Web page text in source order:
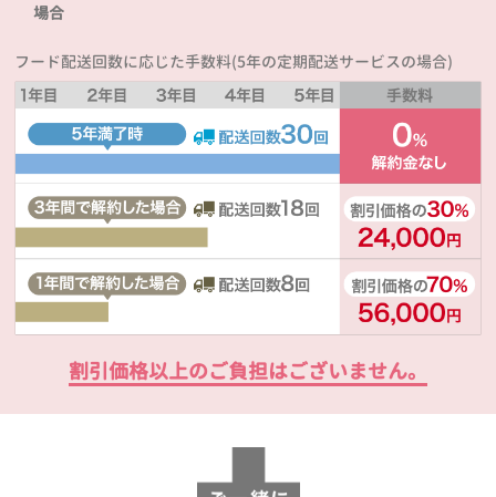
場合
フード配送回数に応じた手数料(5年の定期配送サービスの場合)
割引価格以上のご負担はございません。